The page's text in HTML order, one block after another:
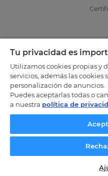
Tu privacidad es
Utilizamos cookies propias y
servicios, además las cookies
personalización de anuncios.
Puedes aceptarlas todas o
a nuestra política de